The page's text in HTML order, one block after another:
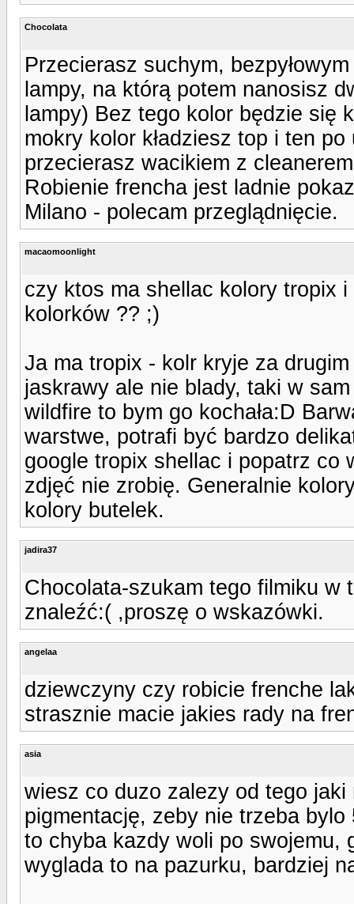
Chocolata
Przecierasz suchym,
lampy, na którą potem nanosisz
lampy) Bez tego kolor będzie się
mokry kolor kładziesz top i ten
przecierasz wacikiem z
Robienie frencha jest ladnie
Milano - polecam przeglądnięcie.
macaomoonlight
czy ktos ma shellac kolory tropix
kolorków ?? ;)
Ja ma tropix - kolr kryje za
jaskrawy ale nie blady, taki w
wildfire to bym go kochała:D
warstwe, potrafi być bardzo
google tropix shellac i popatrz co
zdjęć nie zrobię. Generalnie
kolory butelek.
jadira37
Chocolata-szukam tego filmiku w
znaleźć:( ,proszę o wskazówki.
angelaa
dziewczyny czy robicie frenche
strasznie macie jakies rady na
asia
wiesz co duzo zalezy od tego
pigmentację, zeby nie trzeba
to chyba kazdy woli po swojemu,
wyglada to na pazurku, bardziej